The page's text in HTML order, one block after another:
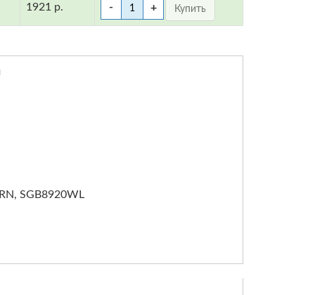
1921 р. - +
SGB8920WL